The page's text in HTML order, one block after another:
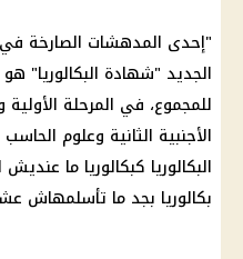
"إحدى المدهشات الصارخة
الجديد "شهادة البكالوريا" هو
للمجموع، في المرحلة الأولية
الأجنبية الثانية وعلوم
البكالوريا كبكالوريا ما
بكالوريا بجد ما تأسلمهاش